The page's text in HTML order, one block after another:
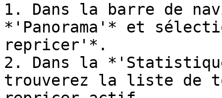
1. Dans la barre de
*'Panorama'* et
repricer'*.
2. Dans la
trouverez la liste de